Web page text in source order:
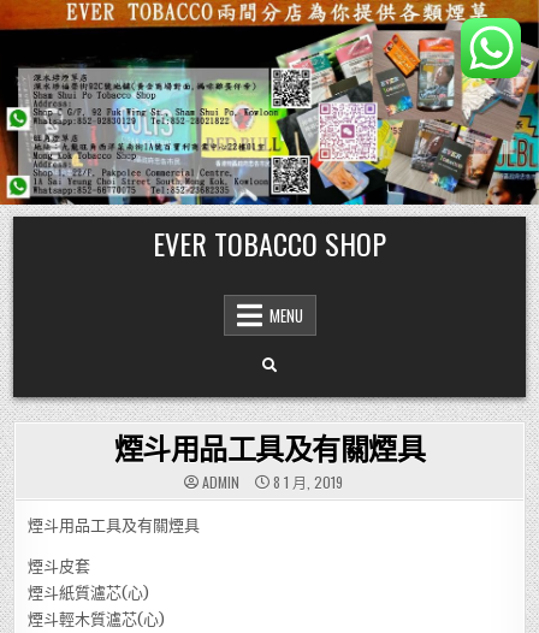
Skip
to
content
EVER TOBACCO SHOP
MENU
煙斗用品工具及有關煙具
ADMIN 8 1 月, 2019
煙斗用品工具及有關煙具
煙斗皮套
煙斗紙質瀘芯(心)
煙斗輕木質瀘芯(心)